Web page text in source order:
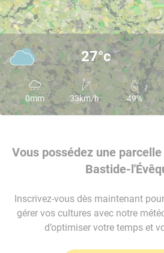
27°c
0mm 33km/h 49%
Vous possédez une
Bastide-
Inscrivez-vous dès maintenant
gérer vos cultures avec notre
d’optimiser votre temps et